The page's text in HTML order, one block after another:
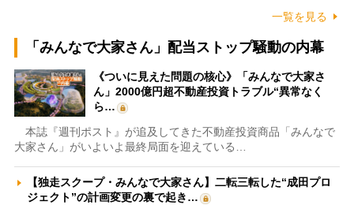
一覧を見る
「みんなで大家さん」配当ストップ騒動の内幕
《ついに見えた問題の核心》「みんなで大家さ
ん」2000億円超不動産投資トラブル“異常なく
ら…
本誌『週刊ポスト』が追及してきた不動産投資商品「みんなで
大家さん」がいよいよ最終局面を迎えている…
【独走スクープ・みんなで大家さん】二転三転した“成田プロ
ジェクト”の計画変更の裏で起き…